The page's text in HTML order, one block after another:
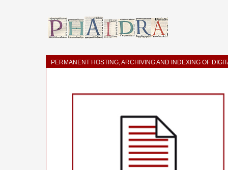
PERMANENT HOSTING, ARCHIVING AND INDEXING OF